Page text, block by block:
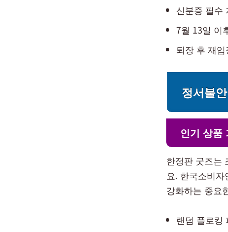
신분증 필수
7월 13일 이
퇴장 후 재
정서불
인기 상품
한정판 굿즈는
요. 한국소비
강화하는 중요
랜덤 플로킹